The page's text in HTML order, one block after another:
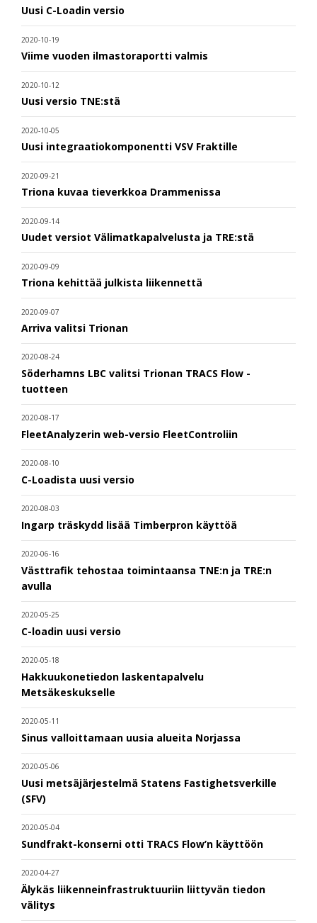
Uusi C-Loadin versio
2020-10-19
Viime vuoden ilmastoraportti valmis
2020-10-12
Uusi versio TNE:stä
2020-10-05
Uusi integraatiokomponentti VSV Fraktille
2020-09-21
Triona kuvaa tieverkkoa Drammenissa
2020-09-14
Uudet versiot Välimatkapalvelusta ja TRE:stä
2020-09-09
Triona kehittää julkista liikennettä
2020-09-07
Arriva valitsi Trionan
2020-08-24
Söderhamns LBC valitsi Trionan TRACS Flow -
tuotteen
2020-08-17
FleetAnalyzerin web-versio FleetControliin
2020-08-10
C-Loadista uusi versio
2020-08-03
Ingarp träskydd lisää Timberpron käyttöä
2020-06-16
Västtrafik tehostaa toimintaansa TNE:n ja TRE:n
avulla
2020-05-25
C-loadin uusi versio
2020-05-18
Hakkuukonetiedon laskentapalvelu
Metsäkeskukselle
2020-05-11
Sinus valloittamaan uusia alueita Norjassa
2020-05-06
Uusi metsäjärjestelmä Statens Fastighetsverkille
(SFV)
2020-05-04
Sundfrakt-konserni otti TRACS Flow’n käyttöön
2020-04-27
Älykäs liikenneinfrastruktuuriin liittyvän tiedon
välitys